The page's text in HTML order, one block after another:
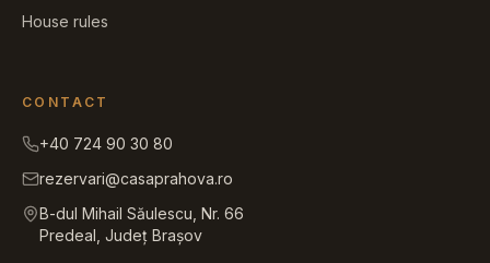
House rules
CONTACT
+40 724 90 30 80
rezervari@casaprahova.ro
B-dul Mihail Săulescu, Nr. 66
Predeal, Județ Brașov